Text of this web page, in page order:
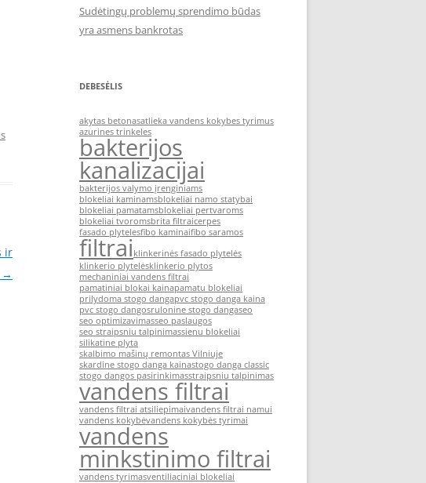
ir
→
Sudėtingų problemų sprendimo būdas
yra asmens bankrotas
DEBESĖLIS
akytas betonasatlieka vandens kokybes tyrimus
azurines trinkeles
bakterijos
kanalizacijai
bakterijos valymo įrenginiams
blokeliai kaminamsblokeliai namo statybai
blokeliai pamatamsblokeliai pertvaroms
blokeliai tvoromsbrita filtraicerpes
fasado plytelesfibo kaminaifibo saramos
filtrai klinkerinės fasado plytelės
klinkerio plytelėsklinkerio plytos
mechaniniai vandens filtrai
pamatiniai blokai kainapamatu blokeliai
prilydoma stogo dangapvc stogo danga kaina
pvc stogo dangosrulonine stogo dangaseo
seo optimizavimasseo paslaugos
seo straipsniu talpinimassienu blokeliai
silikatine plyta
skalbimo mašinų remontas Vilniuje
skardine stogo danga kainastogo danga classic
stogo dangos pasirinkimasstraipsniu talpinimas
vandens filtrai
vandens filtrai atsiliepimaivandens filtrai namui
vandens kokybėvandens kokybės tyrimai
vandens
minkstinimo filtrai
vandens tyrimasventiliaciniai blokeliai